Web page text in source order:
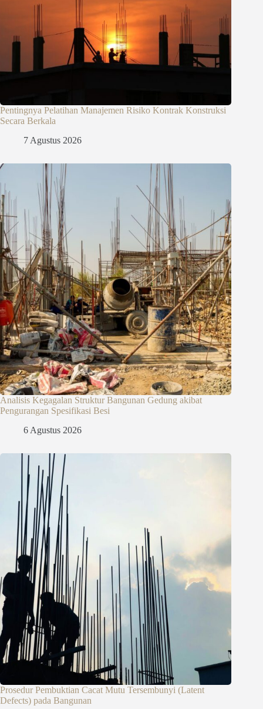
Pentingnya Pelatihan Manajemen Risiko Kontrak Konstruksi
Secara Berkala
7 Agustus 2026
Analisis Kegagalan Struktur Bangunan Gedung akibat
Pengurangan Spesifikasi Besi
6 Agustus 2026
Prosedur Pembuktian Cacat Mutu Tersembunyi (Latent
Defects) pada Bangunan